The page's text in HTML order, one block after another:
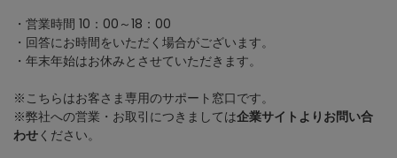
・営業時間 10：00～18：00
・回答にお時間をいただく場合がございます。
・年末年始はお休みとさせていただきます。
※こちらはお客さま専用のサポート窓口です。
※弊社への営業・お取引につきましては企業サイトよりお問い合
わせください。